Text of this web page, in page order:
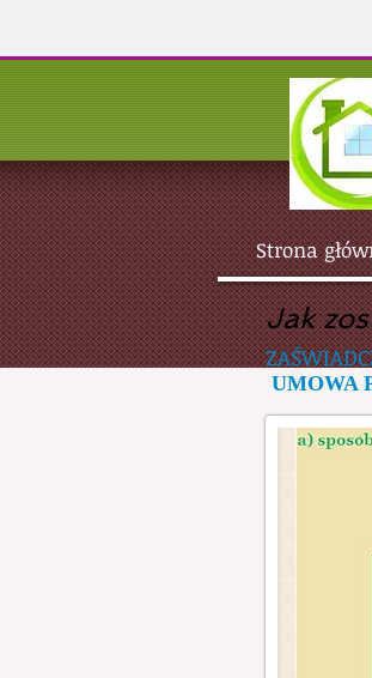
Strona
UMOWA
Jak